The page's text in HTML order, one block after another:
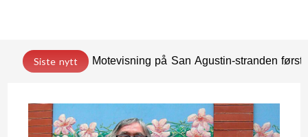
Siste nytt Motevisning på San Agustin-stranden